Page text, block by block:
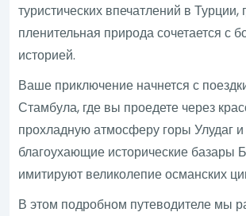
туристических впечатлений в Турции,
пленительная природа сочетается с
историей.
Ваше приключение начнется с
Стамбула, где вы проедете через
прохладную атмосферу горы Улудаг
благоухающие исторические базары
имитируют великолепие османских
В этом подробном путеводителе мы